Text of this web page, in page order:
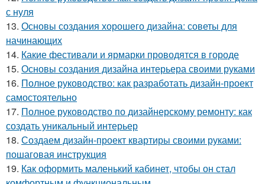
с нуля
13. Основы создания хорошего дизайна: советы для
начинающих
14. Какие фестивали и ярмарки проводятся в городе
15. Основы создания дизайна интерьера своими руками
16. Полное руководство: как разработать дизайн-проект
самостоятельно
17. Полное руководство по дизайнерскому ремонту: как
создать уникальный интерьер
18. Создаем дизайн-проект квартиры своими руками:
пошаговая инструкция
19. Как оформить маленький кабинет, чтобы он стал